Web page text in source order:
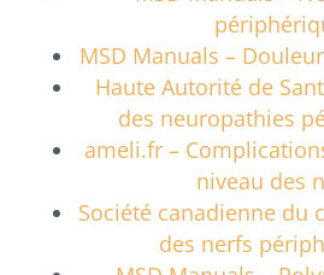
MSD Manuals –
Haute Autorité de
des neuropathies
ameli.fr –
niveau des
Société canadienne du
des nerfs